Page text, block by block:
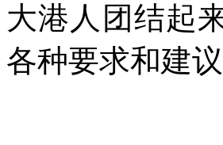
大港人团结起
各种要求和建